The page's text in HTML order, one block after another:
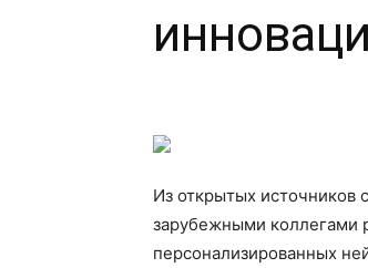
Из открытых источников
зарубежными коллегами
персонализированных